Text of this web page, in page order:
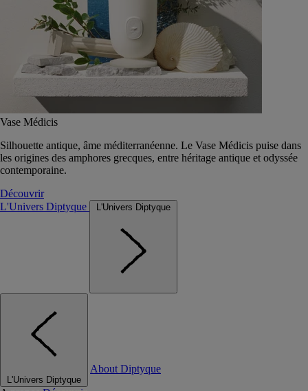
Vase Médicis
Silhouette antique, âme méditerranéenne. Le Vase Médicis puise dans
les origines des amphores grecques, entre héritage antique et odyssée
contemporaine.
Découvrir
L'Univers Diptyque
L'Univers Diptyque
L'Univers Diptyque
About Diptyque